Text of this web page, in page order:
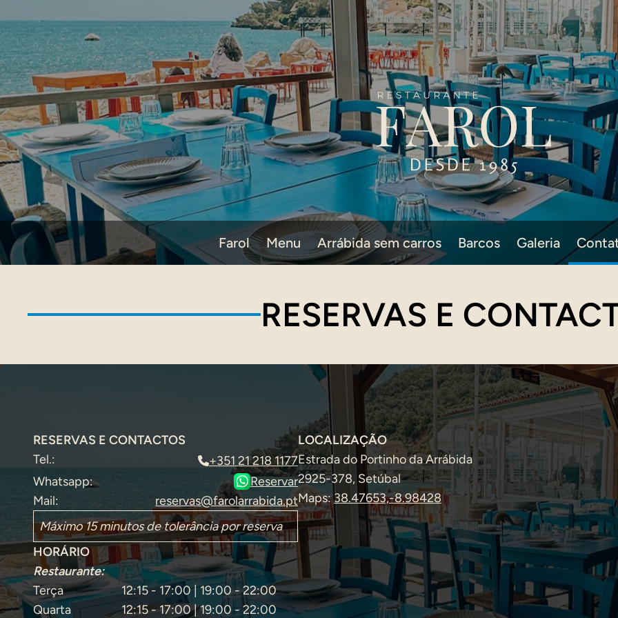
Farol Menu Arrábida sem carros Barcos Galeria
RESERVAS E
RESERVAS E CONTACTOS
Tel.:
+351 21 218 1177
Whatsapp:
Reservar
Mail:
reservas@farolarrabida.pt
Máximo 15 minutos de tolerância por reserva
HORÁRIO
Restaurante:
Terça
12:15 - 17:00 | 19:00 - 22:00
Quarta
12:15 - 17:00 | 19:00 - 22:00
LOCALIZAÇÃO
Estrada do Portinho da Arrábida
2925-378, Setúbal
Maps:38.47653,-8.98428